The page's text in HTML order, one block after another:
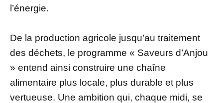
l’énergie.
De la production agricole jusqu’au traitement
des déchets, le programme « Saveurs d’Anjou
» entend ainsi construire une chaîne
alimentaire plus locale, plus durable et plus
vertueuse. Une ambition qui, chaque midi, se